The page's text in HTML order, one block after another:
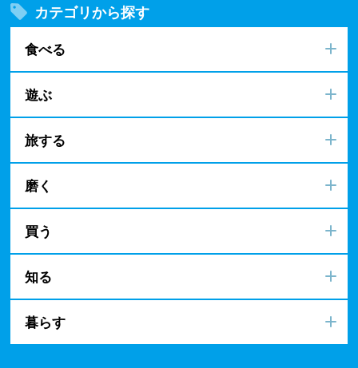
カテゴリから探す
食べる
遊ぶ
旅する
磨く
買う
知る
暮らす